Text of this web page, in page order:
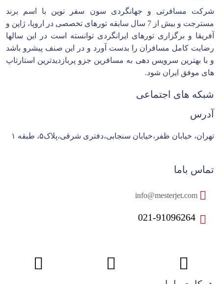
شرکت مسافرتی و جهانگردی سون سفر نوین با اسم برند
مسترجت و بیش از 7 سال سابقه تورهای تخصصی در اروپا، ژاپن و
آفریقا و برگزاری تورهای ایرانگردی توانسته است در این سالها
رضایت کامل مسافران را بدست آورد و در این صنف پیشرو باشد
و با بهترین سرویس دهی به مسافرین جزو پربازدیدترین استارتاپ
های موفق ایران شود.
شبکه های اجتماعی
آدرس
تهران، خیابان ظفر،خیابان سنجابی،دفتری شرقی،پلاک۵، طبقه ۱
تماس باما
021-91096264